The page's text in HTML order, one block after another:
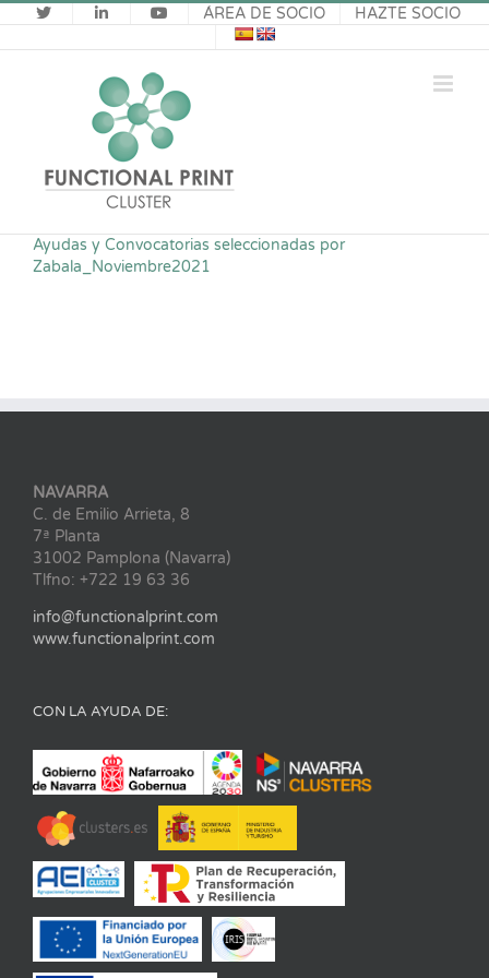
Saltar
al
contenido
ÁREA DE SOCIO HAZTE SOCIO
Ayudas y Convocatorias seleccionadas por
Zabala_Noviembre2021
NAVARRA
C. de Emilio Arrieta, 8
7ª Planta
31002 Pamplona (Navarra)
Tlfno: +722 19 63 36
info@functionalprint.com
www.functionalprint.com
CON LA AYUDA DE: